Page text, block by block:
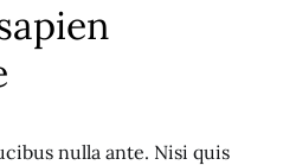
nulla ante. Nisi quis